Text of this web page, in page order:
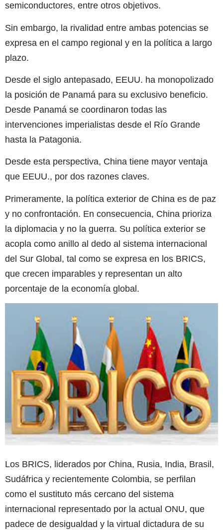
semiconductores, entre otros objetivos.
Sin embargo, la rivalidad entre ambas potencias se
expresa en el campo regional y en la política a largo
plazo.
Desde el siglo antepasado, EEUU. ha monopolizado
la posición de Panamá para su exclusivo beneficio.
Desde Panamá se coordinaron todas las
intervenciones imperialistas desde el Río Grande
hasta la Patagonia.
Desde esta perspectiva, China tiene mayor ventaja
que EEUU., por dos razones claves.
Primeramente, la política exterior de China es de paz
y no confrontación. En consecuencia, China prioriza
la diplomacia y no la guerra. Su política exterior se
acopla como anillo al dedo al sistema internacional
del Sur Global, tal como se expresa en los BRICS,
que crecen imparables y representan un alto
porcentaje de la economía global.
Los BRICS, liderados por China, Rusia, India, Brasil,
Sudáfrica y recientemente Colombia, se perfilan
como el sustituto más cercano del sistema
internacional representado por la actual ONU, que
padece de desigualdad y la virtual dictadura de su